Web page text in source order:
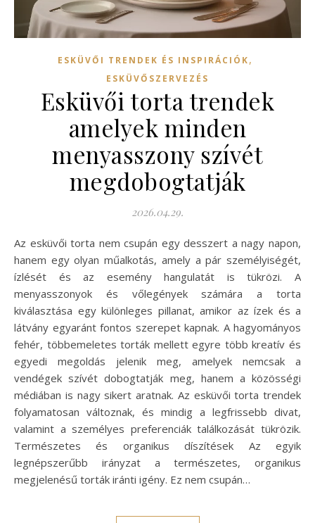
ESKÜVŐI TRENDEK ÉS INSPIRÁCIÓK,
ESKÜVŐSZERVEZÉS
Esküvői torta trendek
amelyek minden
menyasszony szívét
megdobogtatják
2026.04.29.
Az esküvői torta nem csupán egy desszert a nagy napon,
hanem egy olyan műalkotás, amely a pár személyiségét,
ízlését és az esemény hangulatát is tükrözi. A
menyasszonyok és vőlegények számára a torta
kiválasztása egy különleges pillanat, amikor az ízek és a
látvány egyaránt fontos szerepet kapnak. A hagyományos
fehér, többemeletes torták mellett egyre több kreatív és
egyedi megoldás jelenik meg, amelyek nemcsak a
vendégek szívét dobogtatják meg, hanem a közösségi
médiában is nagy sikert aratnak. Az esküvői torta trendek
folyamatosan változnak, és mindig a legfrissebb divat,
valamint a személyes preferenciák találkozását tükrözik.
Természetes és organikus díszítések Az egyik
legnépszerűbb irányzat a természetes, organikus
megjelenésű torták iránti igény. Ez nem csupán…